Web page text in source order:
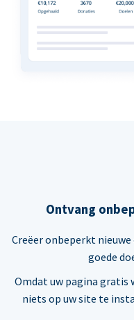
Ontvang
Creëer onbeperkt
goede
Omdat uw pagina gratis
niets op uw site te